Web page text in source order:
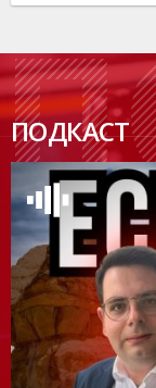
ПОДКАСТ